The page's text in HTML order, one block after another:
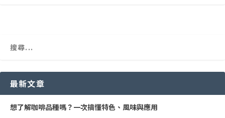
最新文章
想了解咖啡品種嗎？一次搞懂特色、風味與應用